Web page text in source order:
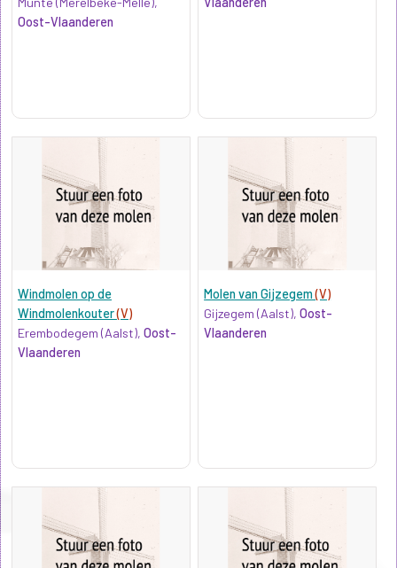
Oost-Vlaanderen
Windmolen op de
Windmolenkouter(V)
Erembodegem (Aalst), Oost-
Vlaanderen
Molen van Gijzegem(V)
Gijzegem (Aalst),Oost-
Vlaanderen